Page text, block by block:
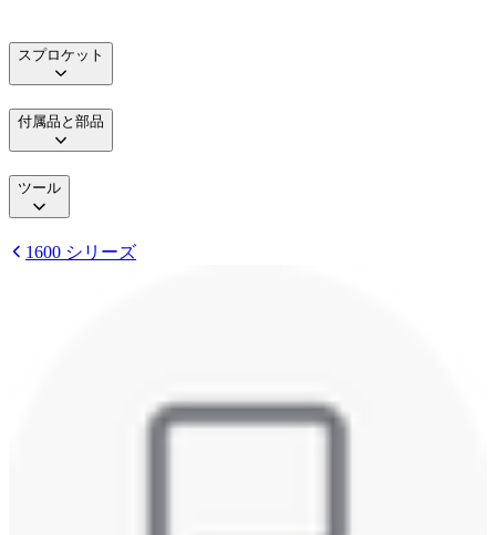
スプロケット
付属品と部品
ツール
1600 シリーズ